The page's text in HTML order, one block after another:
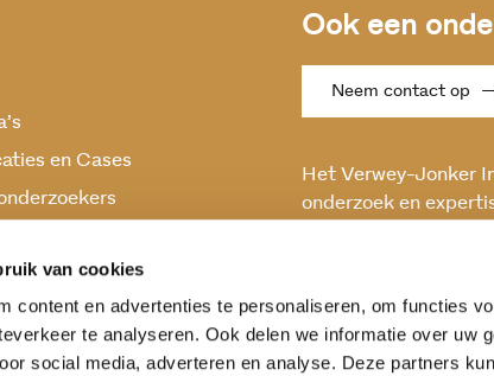
van cookies
content en advertenties te personaliseren, om functies
te analyseren. Ook delen we informatie over uw
social media, adverteren en analyse. Deze partners
en Cases
Ook een
Neem contact op
Het Verwey-Jonker
onderzoek en